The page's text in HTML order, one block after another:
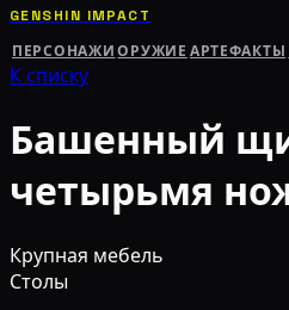
GENSHIN IMPACT
ПЕРСОНАЖИ ОРУЖИЕ АРТЕФАКТЫ
К списку
Башенный
четырьмя
Крупная мебель
Столы